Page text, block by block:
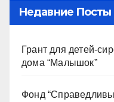
Недавние Посты
Грант для детей-
дома “Малышок”
Фонд